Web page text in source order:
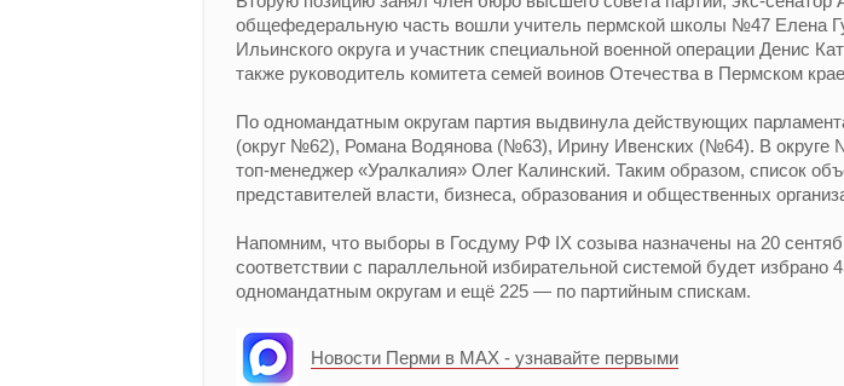
общефедеральную часть вошли учитель пермской школы №47 Елена
Ильинского округа и участник специальной военной операции Денис
также руководитель комитета семей воинов Отечества в Пермском
По одномандатным округам партия выдвинула действующих
(округ №62), Романа Водянова (№63), Ирину Ивенских (№64). В округе
топ-менеджер «Уралкалия» Олег Калинский. Таким образом, список
представителей власти, бизнеса, образования и общественных
Напомним, что выборы в Госдуму РФ IX созыва назначены на 20
соответствии с параллельной избирательной системой будет избрано
одномандатным округам и ещё 225 — по партийным спискам.
Новости Перми в MAX - узнавайте первыми